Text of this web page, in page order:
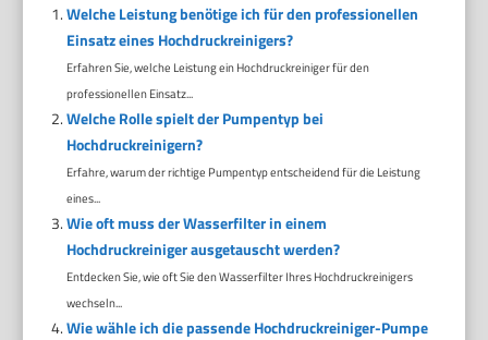
Welche Leistung benötige ich für den professionellen
Einsatz eines Hochdruckreinigers?
Erfahren Sie, welche Leistung ein Hochdruckreiniger für den
professionellen Einsatz...
Welche Rolle spielt der Pumpentyp bei
Hochdruckreinigern?
Erfahre, warum der richtige Pumpentyp entscheidend für die Leistung
eines...
Wie oft muss der Wasserfilter in einem
Hochdruckreiniger ausgetauscht werden?
Entdecken Sie, wie oft Sie den Wasserfilter Ihres Hochdruckreinigers
wechseln...
Wie wähle ich die passende Hochdruckreiniger-Pumpe